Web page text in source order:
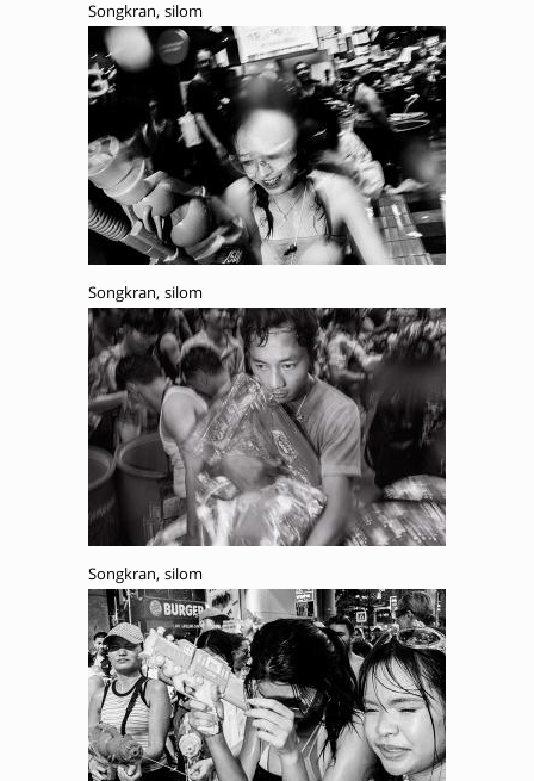
Songkran, silom
Songkran, silom
Songkran, silom